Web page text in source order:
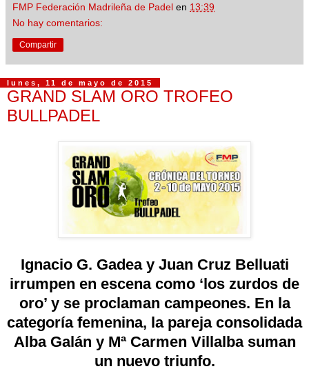
FMP Federación Madrileña de Padel en 13:39
No hay comentarios:
Compartir
lunes, 11 de mayo de 2015
GRAND SLAM ORO TROFEO
BULLPADEL
Ignacio G. Gadea y Juan Cruz Belluati
irrumpen en escena como ‘ los zurdos de
oro’ y se proclaman campeones. En la
categoría femenina, la pareja consolidada
Alba Gal án y Mª Carmen Villalba suman
un nuevo triunfo.